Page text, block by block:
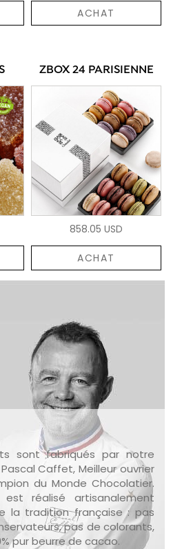
ACHAT
ZBOX 24 PARISIENNE
858.05 USD
ACHAT
sont fabriqués par notre
Caffet, Meilleur ouvrier
du Monde Chocolatier.
réalisé artisanalement
la tradition française : pas
pas de colorants,
pur beurre de cacao.